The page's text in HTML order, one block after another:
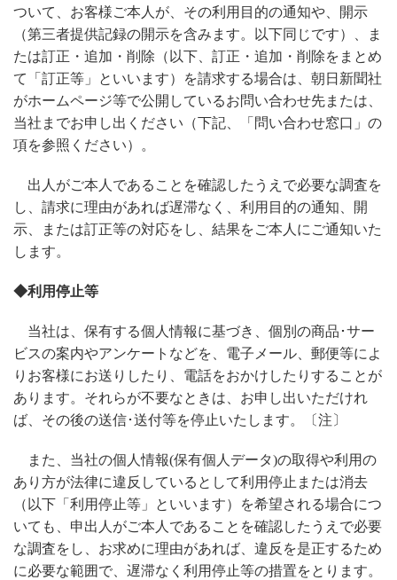
ついて、お客様ご本人が、その利用目的の通知や、開示
（第三者提供記録の開示を含みます。以下同じです）、ま
たは訂正・追加・削除（以下、訂正・追加・削除をまとめ
て「訂正等」といいます）を請求する場合は、朝日新聞社
がホームページ等で公開しているお問い合わせ先または、
当社までお申し出ください（下記、「問い合わせ窓口」の
項を参照ください）。
出人がご本人であることを確認したうえで必要な調査を
し、請求に理由があれば遅滞なく、利用目的の通知、開
示、または訂正等の対応をし、結果をご本人にご通知いた
します。
◆利用停止等
当社は、保有する個人情報に基づき、個別の商品･サー
ビスの案内やアンケートなどを、電子メール、郵便等によ
りお客様にお送りしたり、電話をおかけしたりすることが
あります。それらが不要なときは、お申し出いただけれ
ば、その後の送信･送付等を停止いたします。〔注〕
また、当社の個人情報(保有個人データ)の取得や利用の
あり方が法律に違反しているとして利用停止または消去
（以下「利用停止等」といいます）を希望される場合につ
いても、申出人がご本人であることを確認したうえで必要
な調査をし、お求めに理由があれば、違反を是正するため
に必要な範囲で、遅滞なく利用停止等の措置をとります。